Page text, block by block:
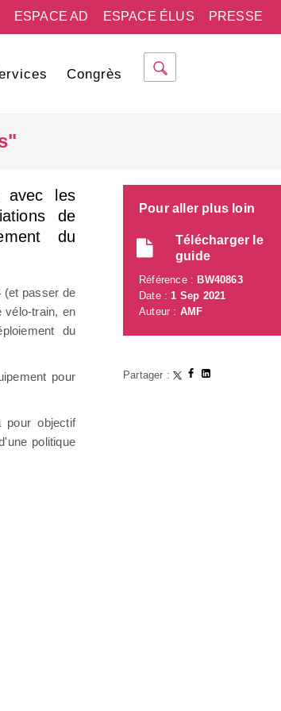
PRESSE
ESPACE ÉLUS
ESPACE AD
Congrès
avec les
de
du
(et passer de
vélo-train, en
du
pour
pour objectif
politique
Pour aller plus loin
Télécharger le
guide
Référence : BW40863
Date :1 Sep 2021
Auteur : AMF
Partager :